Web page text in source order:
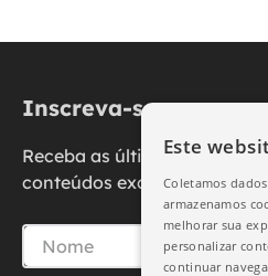
Inscreva-se na
Receba as últimas
conteúdos exclusivos
Este
Coletamos
armazenamos
melhorar sua
personalizar
continuar